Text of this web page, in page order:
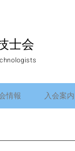
士会
情報 入会案内